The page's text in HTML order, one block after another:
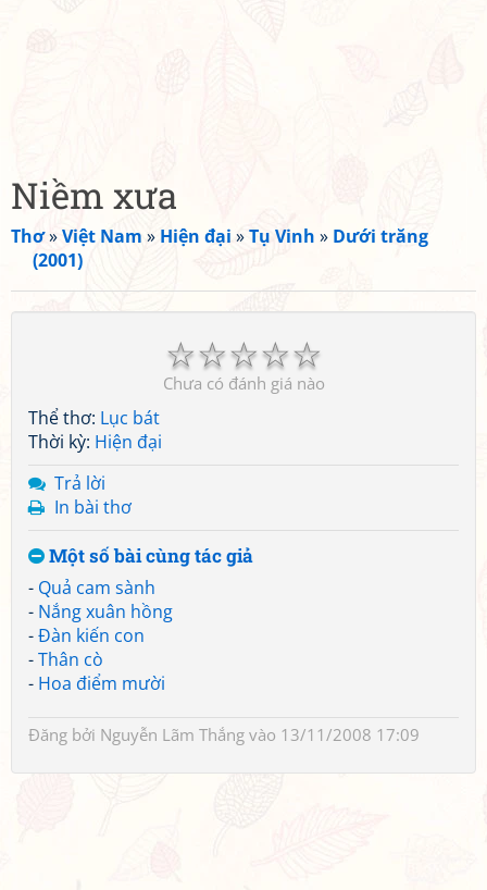
Niềm xưa
Thơ»Việt Nam » Hiện đại »Tụ Vinh » Dưới trăng
(2001)
☆
☆
☆
☆
☆
Chưa có đánh giá nào
Thể thơ: Lục bát
Thời kỳ: Hiện đại
Trả lời
In bài thơ
Một số bài cùng tác giả
- Quả cam sành
- Nắng xuân hồng
-Đàn kiến con
-Thân cò
- Hoa điểm mười
Đăng bởi Nguyễn Lãm Thắng vào 13/11/2008 17:09